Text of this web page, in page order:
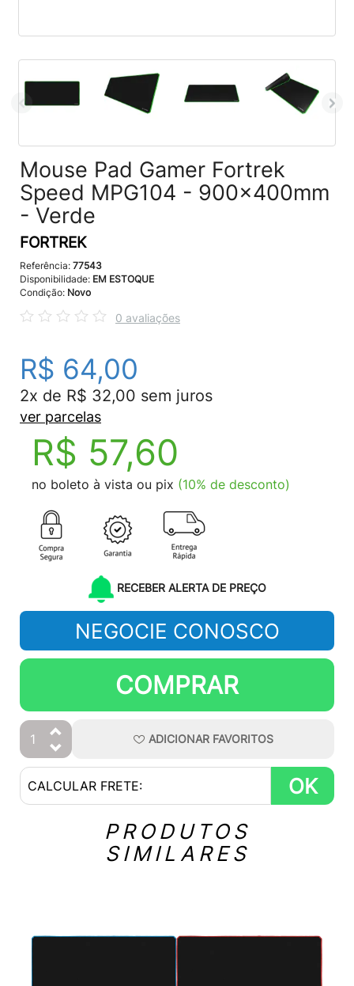
Mouse Pad Gamer Fortrek
Speed MPG104 - 900x400mm
- Verde
FORTREK
Referência: 77543
Disponibilidade: EM ESTOQUE
Condição: Novo
0 avaliações
R$ 64,00
2x de R$ 32,00 sem juros
ver parcelas
R$ 57,60
no boleto à vista ou pix (10% de desconto)
RECEBER ALERTA DE PREÇO
NEGOCIE CONOSCO
COMPRAR
ADICIONAR FAVORITOS
OK
PRODUTOS
SIMILARES